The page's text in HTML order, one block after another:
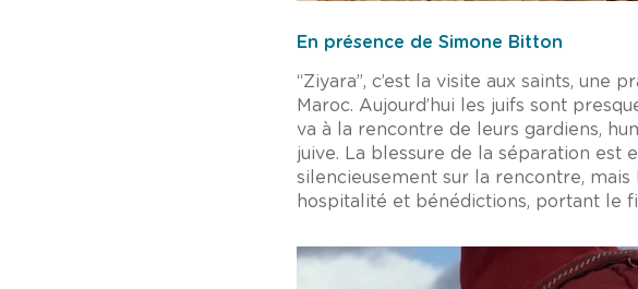
En présence de Simone Bitton
“Ziyara”, c’est la visite aux saints, une
Maroc. Aujourd’hui les juifs sont
va à la rencontre de leurs gardiens,
juive. La blessure de la séparation est
silencieusement sur la rencontre,
hospitalité et bénédictions, portant le